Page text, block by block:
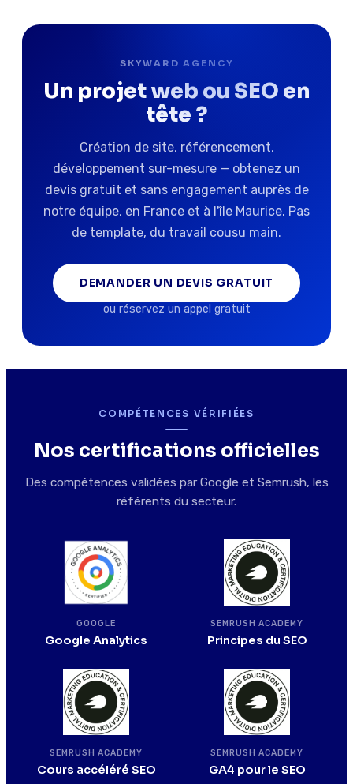
SKYWARD AGENCY
Un projet web ou SEO en
tête ?
Création de site, référencement,
développement sur-mesure — obtenez un
devis gratuit et sans engagement auprès de
notre équipe, en France et à l'île Maurice. Pas
de template, du travail cousu main.
DEMANDER UN DEVIS GRATUIT
ou réservez un appel gratuit
COMPÉTENCES VÉRIFIÉES
Nos certifications officielles
Des compétences validées par Google et Semrush, les
référents du secteur.
GOOGLE
Google Analytics
SEMRUSH ACADEMY
Principes du SEO
SEMRUSH ACADEMY
Cours accéléré SEO
SEMRUSH ACADEMY
GA4 pour le SEO